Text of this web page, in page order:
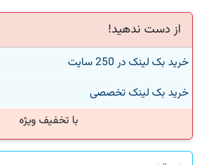
از دست ندهید!
خرید بک لینک در 250 سایت
خرید بک لینک تخصصی
با تخفیف ویژه